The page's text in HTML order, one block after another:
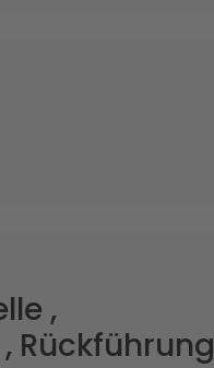
,
Rückführung